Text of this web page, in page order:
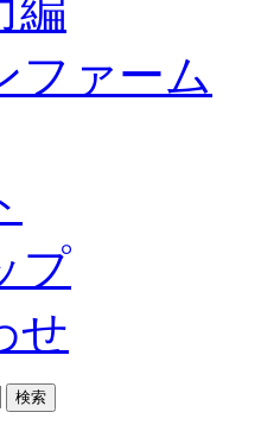
編
ファーム
プ
せ